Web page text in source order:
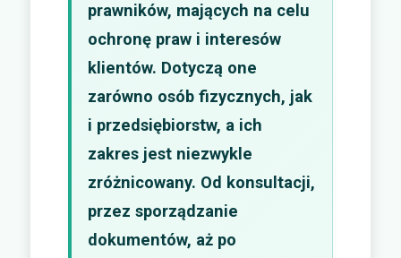
prawników, mających na celu
ochronę praw i interesów
klientów. Dotyczą one
zarówno osób fizycznych, jak
i przedsiębiorstw, a ich
zakres jest niezwykle
zróżnicowany. Od konsultacji,
przez sporządzanie
dokumentów, aż po